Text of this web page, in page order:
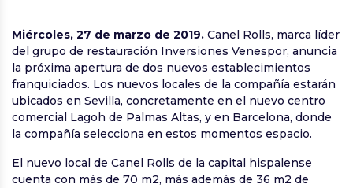
Miércoles, 27 de marzo de 2019. Canel Rolls, marca líder
del grupo de restauración Inversiones Venespor, anuncia
la próxima apertura de dos nuevos establecimientos
franquiciados. Los nuevos locales de la compañía estarán
ubicados en Sevilla, concretamente en el nuevo centro
comercial Lagoh de Palmas Altas, y en Barcelona, donde
la compañía selecciona en estos momentos espacio.
El nuevo local de Canel Rolls de la capital hispalense
cuenta con más de 70 m2, más además de 36 m2 de